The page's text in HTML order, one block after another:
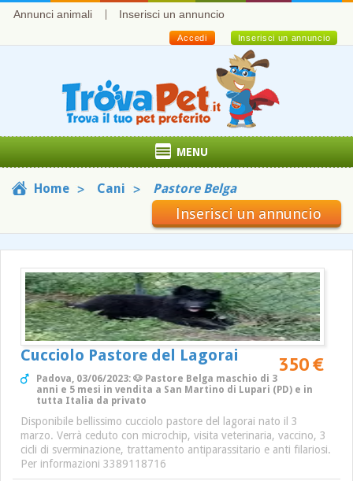
Annunci animali Inserisci un annuncio
Inserisci un annuncio
Accedi
MENU
Home Cani Pastore Belga
Inserisci un annuncio
Cucciolo Pastore del Lagorai 350 €
Padova, 03/06/2023: 🐶 Pastore Belga maschio di 3
anni e 5 mesi in vendita a San Martino di Lupari (PD) e in
tutta Italia da privato
Disponibile bellissimo cucciolo pastore del lagorai nato il 3
marzo. Verrà ceduto con microchip, visita veterinaria, vaccino, 3
cicli di sverminazione, trattamento antiparassitario e anti filariosi.
Per informazioni 3389118716